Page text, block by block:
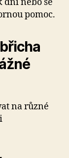
pomoc.
na různé